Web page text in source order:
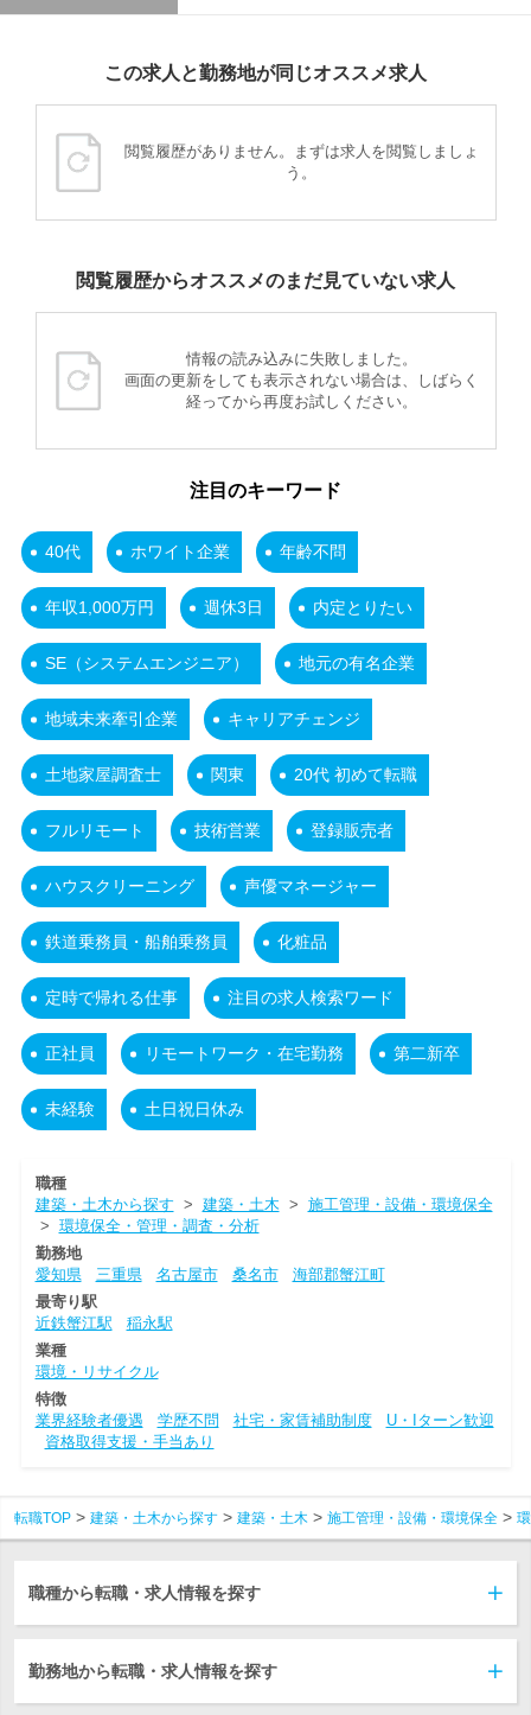
この求人と勤務地が同じオススメ求人
閲覧履歴がありません。まずは求人を閲覧しましょ
う。
閲覧履歴からオススメのまだ見ていない求人
情報の読み込みに失敗しました。
画面の更新をしても表示されない場合は、しばらく
経ってから再度お試しください。
注目のキーワード
40代 ホワイト企業 年齢不問
年収1,000万円 週休3日 内定とりたい
SE（システムエンジニア） 地元の有名企業
地域未来牽引企業 キャリアチェンジ
土地家屋調査士 関東 20代 初めて転職
フルリモート 技術営業 登録販売者
ハウスクリーニング 声優マネージャー
鉄道乗務員・船舶乗務員 化粧品
定時で帰れる仕事 注目の求人検索ワード
正社員 リモートワーク・在宅勤務 第二新卒
未経験 土日祝日休み
職種
建築・土木から探す > 建築・土木 > 施工管理・設備・環境保全
> 環境保全・管理・調査・分析
勤務地
愛知県
三重県 名古屋市 桑名市
海部郡蟹江町
最寄り駅
近鉄蟹江駅
稲永駅
業種
環境・リサイクル
特徴
業界経験者優遇
学歴不問 社宅・家賃補助制度
U・Iターン歓迎
資格取得支援・手当あり
転職TOP 建築・土木から探す 建築・土木 施工管理・設備・環境保全
職種から転職・求人情報を探す
勤務地から転職・求人情報を探す